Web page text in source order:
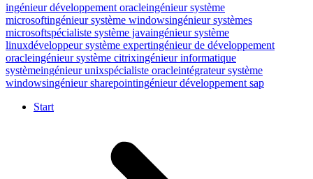
ingénieur développement oracleingénieur système
microsoftingénieur système windowsingénieur systèmes
microsoftspécialiste système javaingénieur système
linuxdéveloppeur système expertingénieur de développement
oracleingénieur système citrixingénieur informatique
systèmeingénieur unixspécialiste oracleintégrateur système
windowsingénieur sharepointingénieur développement sap
Start